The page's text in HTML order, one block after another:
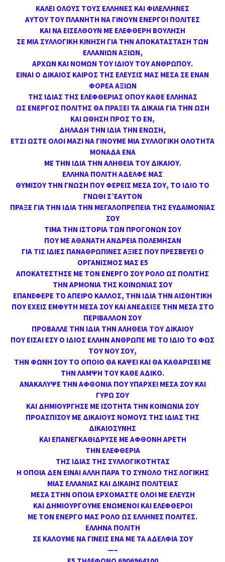
ΚΑΛΕΙ ΟΛΟΥΣ ΤΟΥΣ ΕΛΛΗΝΕΣ ΚΑΙ ΦΙΛΕΛΛΗΝΕΣ
ΑΥΤΟΥ ΤΟΥ ΠΛΑΝΗΤΗ ΝΑ ΓΙΝΟΥΝ ΕΝΕΡΓΟΙ ΠΟΛΙΤΕΣ
ΚΑΙ ΝΑ ΕΙΣΕΛΘΟΥΝ ΜΕ ΕΛΕΦΘΕΡΗ ΒΟΥΛΗΣΗ
ΣΕ ΜΙΑ ΣΥΛΛΟΓΙΚΗ ΚΙΝΗΣΗ ΓΙΑ ΤΗΝ ΑΠΟΚΑΤΑΣΤΑΣΗ ΤΩΝ
ΕΛΛΑΝΙΩΝ ΑΞΙΩΝ,
ΑΡΧΩΝ ΚΑΙ ΝΟΜΩΝ ΤΟΥ ΙΔΙΟΥ ΤΟΥ ΑΝΘΡΩΠΟΥ.
ΕΙΝΑΙ Ο ΔΙΚΑΙΟΣ ΚΑΙΡΟΣ ΤΗΣ ΕΛΕΥΣΙΣ ΜΑΣ ΜΕΣΑ ΣΕ ΕΝΑΝ
ΦΟΡΕΑ ΑΞΙΩΝ
ΤΗΣ ΙΔΙΑΣ ΤΗΣ ΕΛΕΦΘΕΡΙΑΣ ΟΠΟΥ ΚΑΘΕ ΕΛΛΗΝΑΣ
ΩΣ ΕΝΕΡΓΟΣ ΠΟΛΙΤΗΣ ΘΑ ΠΡΑΞΕΙ ΤΑ ΔΙΚΑΙΑ ΓΙΑ ΤΗΝ ΩΣΗ
ΚΑΙ ΩΘΗΣΗ ΠΡΟΣ ΤΟ ΕΝ,
ΔΗΛΑΔΗ ΤΗΝ ΙΔΙΑ ΤΗΝ ΕΝΩΣΗ,
ΕΤΣΙ ΩΣΤΕ ΟΛΟΙ ΜΑΖΙ ΝΑ ΓΙΝΟΥΜΕ ΜΙΑ ΣΥΛΛΟΓΙΚΗ ΟΛΟΤΗΤΑ
ΜΟΝΑΔΑ ΕΝΑ
ΜΕ ΤΗΝ ΙΔΙΑ ΤΗΝ ΑΛΗΘΕΙΑ ΤΟΥ ΔΙΚΑΙΟΥ.
ΕΛΛΗΝΑ ΠΟΛΙΤΗ ΑΔΕΛΦΕ ΜΑΣ
ΘΥΜΙΣΟΥ ΤΗΝ ΓΝΩΣΗ ΠΟΥ ΦΕΡΕΙΣ ΜΕΣΑ ΣΟΥ, ΤΟ ΙΔΙΟ ΤΟ
ΓΝΩΘΙ Σ’ΕΑΥΤΟΝ
ΠΡΑΞΕ ΓΙΑ ΤΗΝ ΙΔΙΑ ΤΗΝ ΜΕΓΑΛΟΠΡΕΠΕΙΑ ΤΗΣ ΕΥΔΑΙΜΟΝΙΑΣ
ΣΟΥ
ΤΙΜΑ ΤΗΝ ΙΣΤΟΡΙΑ ΤΩΝ ΠΡΟΓΟΝΩΝ ΣΟΥ
ΠΟΥ ΜΕ ΑΘΑΝΑΤΗ ΑΝΔΡΕΙΑ ΠΟΛΕΜΗΣΑΝ
ΓΙΑ ΤΙΣ ΙΔΙΕΣ ΠΑΝΑΘΡΩΠΙΝΕΣ ΑΞΙΕΣ ΠΟΥ ΠΡΕΣΒΕΥΕΙ Ο
ΟΡΓΑΝΙΣΜΟΣ ΜΑΣ Ε5
ΑΠΟΚΑΤΕΣΤΗΣΕ ΜΕ ΤΟΝ ΕΝΕΡΓΟ ΣΟΥ ΡΟΛΟ ΩΣ ΠΟΛΙΤΗΣ
ΤΗΝ ΑΡΜΟΝΙΑ ΤΗΣ ΚΟΙΝΩΝΙΑΣ ΣΟΥ
ΕΠΑΝΕΦΕΡΕ ΤΟ ΑΠΕΙΡΟ ΚΑΛΛΟΣ, ΤΗΝ ΙΔΙΑ ΤΗΝ ΑΙΣΘΗΤΙΚΗ
ΠΟΥ ΕΧΕΙΣ ΕΜΦΥΤΗ ΜΕΣΑ ΣΟΥ ΚΑΙ ΑΝΕΔΕΙΞΕ ΤΗΝ ΜΕΣΑ ΣΤΟ
ΠΕΡΙΒΑΛΛΟΝ ΣΟΥ
ΠΡΟΒΑΛΛΕ ΤΗΝ ΙΔΙΑ ΤΗΝ ΑΛΗΘΕΙΑ ΤΟΥ ΔΙΚΑΙΟΥ
ΠΟΥ ΕΙΣΑΙ ΕΣΥ Ο ΙΔΙΟΣ ΕΛΛΗΝ ΑΝΘΡΩΠΕ ΜΕ ΤΟ ΙΔΙΟ ΤΟ ΦΩΣ
ΤΟΥ ΝΟΥ ΣΟΥ,
ΤΗΝ ΦΩΝΗ ΣΟΥ ΤΟ ΟΠΟΙΟ ΘΑ ΚΑΨΕΙ ΚΑΙ ΘΑ ΚΑΘΑΡΙΣΕΙ ΜΕ
ΤΗΝ ΛΑΜΨΗ ΤΟΥ ΚΑΘΕ ΑΔΙΚΟ.
ΑΝΑΚΑΛΥΨΕ ΤΗΝ ΑΦΘΟΝΙΑ ΠΟΥ ΥΠΑΡΧΕΙ ΜΕΣΑ ΣΟΥ ΚΑΙ
ΓΥΡΩ ΣΟΥ
ΚΑΙ ΔΗΜΙΟΥΡΓΗΣΕ ΜΕ ΙΣΟΤΗΤΑ ΤΗΝ ΚΟΙΝΩΝΙΑ ΣΟΥ
ΠΡΟΑΣΠΙΣΟΥ ΜΕ ΔΙΚΑΙΟΥΣ ΝΟΜΟΥΣ ΤΗΣ ΙΔΙΑΣ ΤΗΣ
ΔΙΚΑΙΟΣΥΝΗΣ
ΚΑΙ ΕΠΑΝΕΓΚΑΘΙΔΡΥΣΕ ΜΕ ΑΦΘΟΝΗ ΑΡΕΤΗ
ΤΗΝ ΕΛΕΦΘΕΡΙΑ
ΤΗΣ ΙΔΙΑΣ ΤΗΣ ΣΥΛΛΟΓΙΚΟΤΗΤΑΣ
Η ΟΠΟΙΑ ΔΕΝ ΕΙΝΑΙ ΑΛΛΗ ΠΑΡΑ ΤΟ ΣΥΝΟΛΟ ΤΗΣ ΛΟΓΙΚΗΣ
ΜΙΑΣ ΕΛΛΑΝΙΑΣ ΚΑΙ ΔΙΚΑΙΗΣ ΠΟΛΙΤΕΙΑΣ
ΜΕΣΑ ΣΤΗΝ ΟΠΟΙΑ ΕΡΧΟΜΑΣΤΕ ΟΛΟΙ ΜΕ ΕΛΕΥΣΗ
ΚΑΙ ΔΗΜΙΟΥΡΓΟΥΜΕ ΕΝΩΜΕΝΟΙ ΚΑΙ ΕΛΕΦΘΕΡΟΙ
ΜΕ ΤΟΝ ΕΝΕΡΓΟ ΜΑΣ ΡΟΛΟ ΩΣ ΕΛΛΗΝΕΣ ΠΟΛΙΤΕΣ.
ΕΛΛΗΝΑ ΠΟΛΙΤΗ
ΣΕ ΚΑΛΟΥΜΕ ΝΑ ΓΙΝΕΙΣ ΕΝΑ ΜΕ ΤΑ ΑΔΕΛΦΙΑ ΣΟΥ
—–